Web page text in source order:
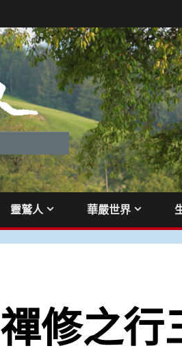
靈鷲人 華嚴世界
禪修之行